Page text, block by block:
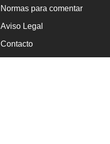
Normas para comentar
Aviso Legal
Contacto